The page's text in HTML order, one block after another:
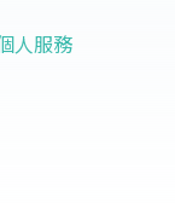
人服務